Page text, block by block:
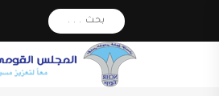
بحث . . .